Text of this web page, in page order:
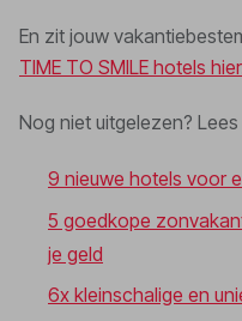
En zit jouw
TIME TO SMILE hotels
Nog niet uitgelezen?
9 nieuwe hotels voor
5 goedkope
je geld
6x kleinschalige en